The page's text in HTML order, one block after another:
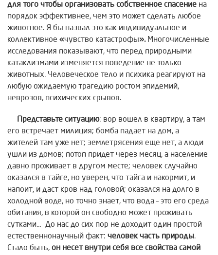
для того чтобы организовать собственное спасение на
порядок эффективнее, чем это может сделать любое
животное. Я бы назвал это как индивидуальное и
коллективное «чувство катастрофы». Многочисленные
исследования показывают, что перед природными
катаклизмами изменяется поведение не только
животных. Человеческое тело и психика реагируют на
любую ожидаемую трагедию ростом эпидемий,
неврозов, психических срывов.
Представьте ситуацию: вор вошел в квартиру, а там
его встречает милиция; бомба падает на дом, а
жителей там уже нет; землетрясения еще нет, а люди
ушли из домов; потоп придет через месяц, а население
давно проживает в другом месте; человек случайно
оказался в тайге, но уверен, что тайга и накормит, и
напоит, и даст кров над головой; оказался на долго в
холодной воде, но точно знает, что вода – это его среда
обитания, в которой он свободно может проживать
сутками… До нас до сих пор не доходит один простой
естественнонаучный факт: человек часть природы.
Стало быть, он несет внутри себя все свойства самой